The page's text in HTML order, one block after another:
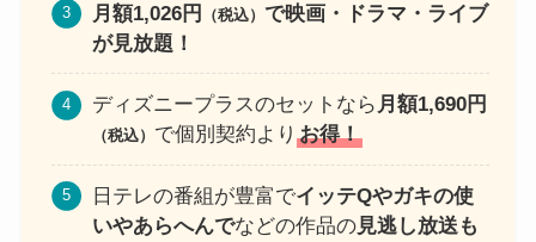
月額1,026円 （税込）で映画・ドラマ・ライブ
が見放題！
ディズニープラスのセットなら 月額1,690円
（税込） で個別契約よりお得！
日テレの番組が豊富でイッテQやガキの使
いやあらへんでなどの作品の見逃し放送も